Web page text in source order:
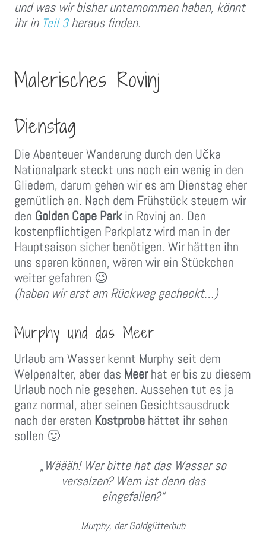
und was wir bisher unternommen haben, könnt
ihr in Teil 3heraus finden.
Malerisches Rovinj
Dienstag
Die Abenteuer Wanderung durch den Učka
Nationalpark steckt uns noch ein wenig in den
Gliedern, darum gehen wir es am Dienstag eher
gemütlich an. Nach dem Frühstück steuern wir
den Golden Cape Parkin Rovinj an. Den
kostenpflichtigen Parkplatz wird man in der
Hauptsaison sicher benötigen. Wir hätten ihn
uns sparen können, wären wir ein Stückchen
weiter gefahren 😉
(haben wir erst am Rückweg gecheckt…)
Murphy und das Meer
Urlaub am Wasser kennt Murphy seit dem
Welpenalter, aber das Meerhat er bis zu diesem
Urlaub noch nie gesehen. Aussehen tut es ja
ganz normal, aber seinen Gesichtsausdruck
nach der ersten Kostprobe hättet ihr sehen
sollen 🙂
„Wäääh! Wer bitte hat das Wasser so
versalzen? Wem ist denn das
eingefallen?“
Murphy, der Goldglitterbub